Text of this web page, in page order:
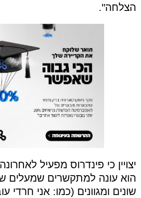
הצלחה".
יצויין כי פינדרוס מפעיל
הוא עונה למתקשרים שמעלים
שונים ומגוונים (כמו: אני חרדי